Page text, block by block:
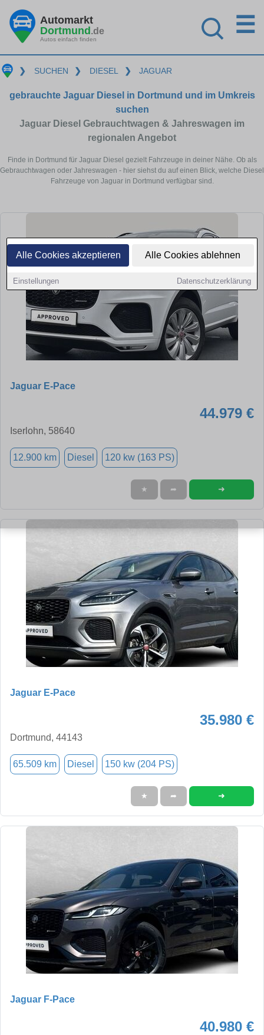
Alle Cookies akzeptieren Alle Cookies ablehnen
Einstellungen Datenschutzerklärung
Automarkt
Dortmund.de
Autos einfach finden
☰
❯ SUCHEN ❯ DIESEL ❯ JAGUAR
gebrauchte Jaguar Diesel in Dortmund und im Umkreis
suchen
Jaguar Diesel Gebrauchtwagen & Jahreswagen im
regionalen Angebot
Finde in Dortmund für Jaguar Diesel gezielt Fahrzeuge in deiner Nähe. Ob als
Gebrauchtwagen oder Jahreswagen - hier siehst du auf einen Blick, welche Diesel
Fahrzeuge von Jaguar in Dortmund verfügbar sind.
Jaguar E-Pace
44.979 €
Iserlohn, 58640
12.900 km Diesel 120 kw (163 PS)
★ ➦ ➜
Jaguar E-Pace
35.980 €
Dortmund, 44143
65.509 km Diesel 150 kw (204 PS)
★ ➦ ➜
Jaguar F-Pace
40.980 €